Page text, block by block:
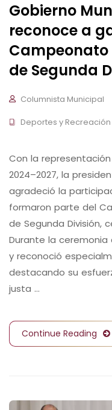
Gobierno
reconoce a
Campeonato
de Segunda
Columnista Municipal
Deportes y Recreación
Con la
2024–2027, la
agradeció la
formaron parte del
de Segunda División,
Durante la ceremonia
y reconoció
destacando su
justa …
Continue Reading